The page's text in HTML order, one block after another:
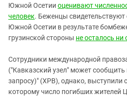
Южной Осетии оценивают
человек. Беженцы свидетельствуют
Южной Осетии в результате
грузинской стороны не осталось ни
Cотрудники международной
("Кавказский узел" может
запросу)" (ХРВ), однако, выступили
которому число погибших жителей